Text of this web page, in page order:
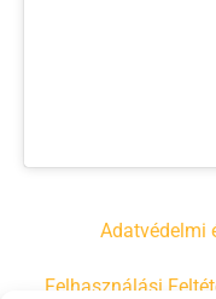
Adatvédelmi
Felhasználási